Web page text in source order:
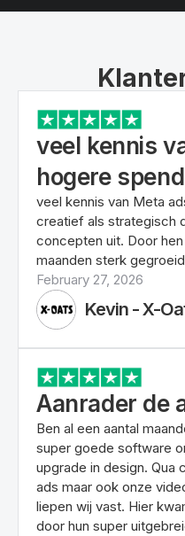
veel kennis
hogere
veel kennis van Meta
creatief als strategisch
concepten uit. Door
maanden sterk
February 27, 2026
Kevin - X-
Aanrader de
Ben al een aantal
super goede software
upgrade in design. Qua
ads maar ook onze
liepen wij vast. Hier
door hun super